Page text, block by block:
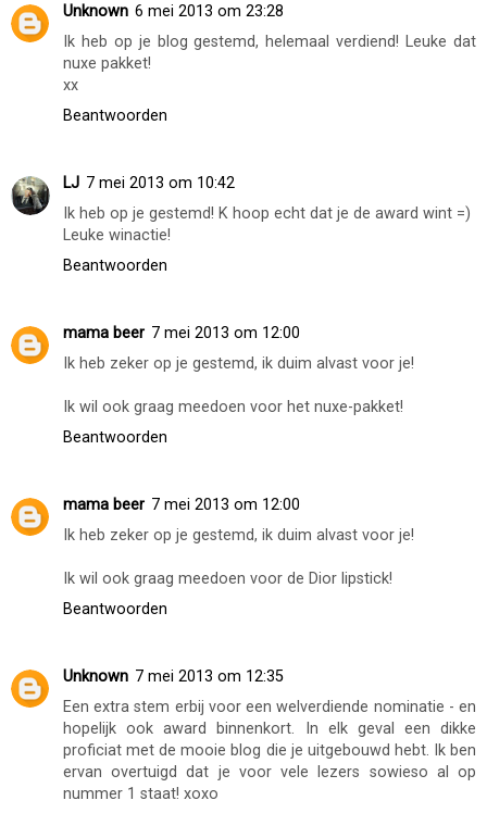
Unknown 6 mei 2013 om 23:28
Ik heb op je blog gestemd, helemaal verdiend! Leuke dat
nuxe pakket!
xx
Beantwoorden
LJ 7 mei 2013 om 10:42
Ik heb op je gestemd! K hoop echt dat je de award wint =)
Leuke winactie!
Beantwoorden
mama beer 7 mei 2013 om 12:00
Ik heb zeker op je gestemd, ik duim alvast voor je!
Ik wil ook graag meedoen voor het nuxe-pakket!
Beantwoorden
mama beer 7 mei 2013 om 12:00
Ik heb zeker op je gestemd, ik duim alvast voor je!
Ik wil ook graag meedoen voor de Dior lipstick!
Beantwoorden
Unknown 7 mei 2013 om 12:35
Een extra stem erbij voor een welverdiende nominatie - en
hopelijk ook award binnenkort. In elk geval een dikke
proficiat met de mooie blog die je uitgebouwd hebt. Ik ben
ervan overtuigd dat je voor vele lezers sowieso al op
nummer 1 staat! xoxo